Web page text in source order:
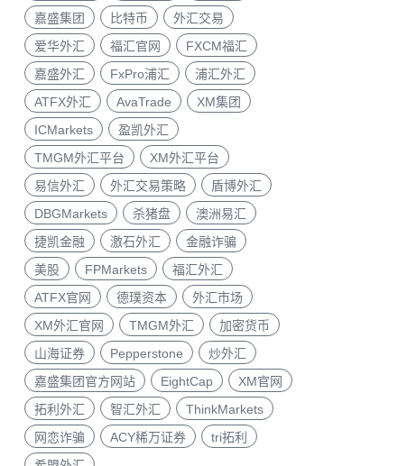
嘉盛集团
比特币
外汇交易
爱华外汇
福汇官网
FXCM福汇
嘉盛外汇
FxPro浦汇
浦汇外汇
ATFX外汇
AvaTrade
XM集团
ICMarkets
盈凯外汇
TMGM外汇平台
XM外汇平台
易信外汇
外汇交易策略
盾博外汇
DBGMarkets
杀猪盘
澳洲易汇
捷凯金融
激石外汇
金融诈骗
美股
FPMarkets
福汇外汇
ATFX官网
德璞资本
外汇市场
XM外汇官网
TMGM外汇
加密货币
山海证券
Pepperstone
炒外汇
嘉盛集团官方网站
EightCap
XM官网
拓利外汇
智汇外汇
ThinkMarkets
网恋诈骗
ACY稀万证券
tri拓利